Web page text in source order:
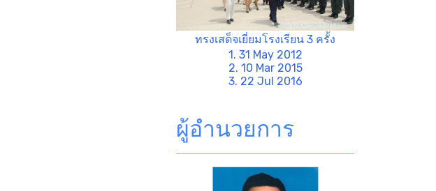
ทรงเสด็จเยี่ยมโรงเรียน 3 ครั้ง
1. 31 May 2012
2. 10 Mar 2015
3. 22 Jul 2016
ผู้อำนวยการ